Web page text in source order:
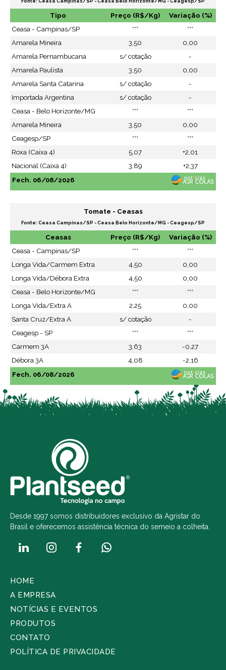
Tipo Preço (R$/Kg)
Variação (%)
Ceasa - Campinas/SP
***
***
Amarela Mineira
3,50
0,00
Amarela Pernambucana
s/ cotação
-
Amarela Paulista
3,50
0,00
Amarela Santa Catarina
s/ cotação
-
Importada Argentina
s/ cotação
-
Ceasa - Belo Horizonte/MG
***
***
Amarela Mineira
3,50
0,00
Ceagesp/SP
***
***
Roxa (Caixa 4)
5,07
+2,01
Nacional (Caixa 4)
3,89
+2,37
Fech. 06/08/2026
Tomate - Ceasas
Fonte: Ceasa Campinas/SP - Ceasa Belo Horizonte/MG - Ceagesp/SP
Ceasas Preço (R$/Kg)
Variação (%)
Ceasa - Campinas/SP
***
***
Longa Vida/Carmem Extra
4,50
0,00
Longa Vida/Débora Extra
4,50
0,00
Ceasa - Belo Horizonte/MG
***
***
Longa Vida/Extra A
2,25
0,00
Santa Cruz/Extra A
s/ cotação
-
Ceagesp - SP
***
***
Carmem 3A
3,63
-0,27
Débora 3A
4,08
-2,16
Fech. 06/08/2026
Desde 1997 somos distribuidores exclusivo da Agristar do
Brasil e oferecemos assistência técnica do semeio a colheita.
HOME
A EMPRESA
NOTÍCIAS E EVENTOS
PRODUTOS
CONTATO
POLÍTICA DE PRIVACIDADE